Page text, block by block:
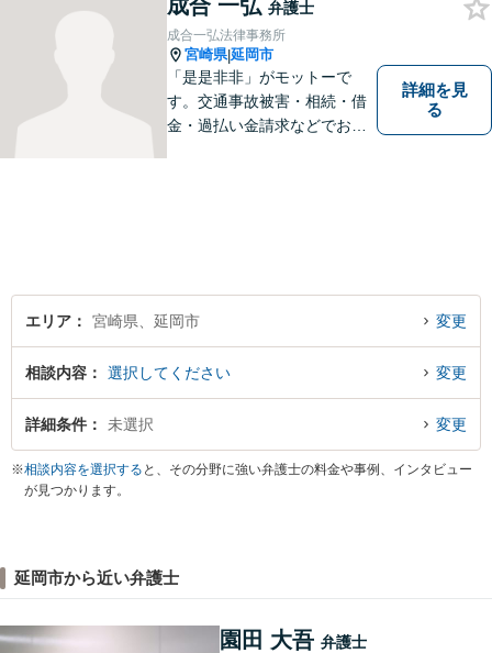
成合 一弘 弁護士
成合一弘法律事務所
宮崎県|延岡市
「是是非非」がモットーで
す。交通事故被害・相続・借
金・過払い金請求などでお困
詳細を見
る
エリア 宮崎県、延岡市 変更
相談内容 選択してください 変更
詳細条件 未選択 変更
※相談内容を選択する と、その分野に強い弁護士の料金や事例、インタビュー
が見つかります。
延岡市から近い弁護士
園田 大吾 弁護士